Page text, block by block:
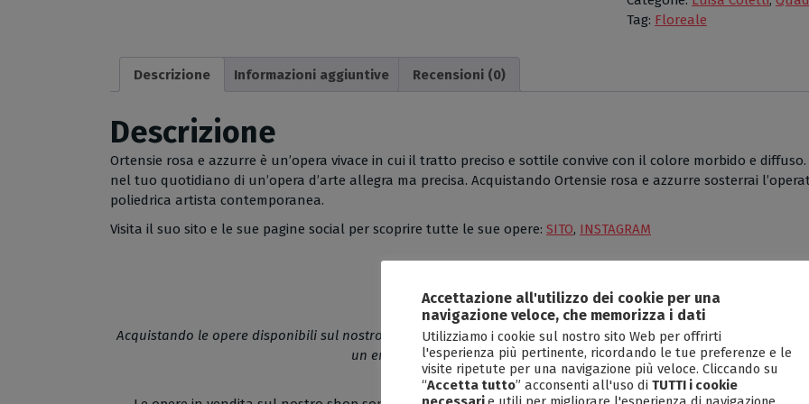
Luisa
quantità
Tag: Floreale
Descrizione Informazioni aggiuntive Recensioni (0)
Descrizione
Ortensie rosa e azzurre è un’opera vivace in cui il tratto preciso e sottile convive con il colore morbido e
nel tuo quotidiano di un’opera d’arte allegra ma precisa. Acquistando Ortensie rosa e azzurre sosterrai
poliedrica artista contemporanea.
Visita il suo sito e le sue pagine social per scoprire tutte le sue opere: SITO, INSTAGRAM
Immergiti nell’incanto senza tempo di un’opera d’arte!
Acquistando le opere disponibili sul nostro shop potrai perderti ogni giorno nella veduta di uno scorcio
un emozionante rappresentazione figurativa o di uno scatto che
Oltre a ciò, sosterrai l’incessante e impegnato operato degli autori!
Accettazione all'utilizzo dei cookie per una
navigazione veloce, che memorizza i dati
Utilizziamo i cookie sul nostro sito Web per offrirti
l'esperienza più pertinente, ricordando le tue preferenze e le
visite ripetute per una navigazione più veloce. Cliccando su
“Accetta tutto” acconsenti all'uso di TUTTI i cookie